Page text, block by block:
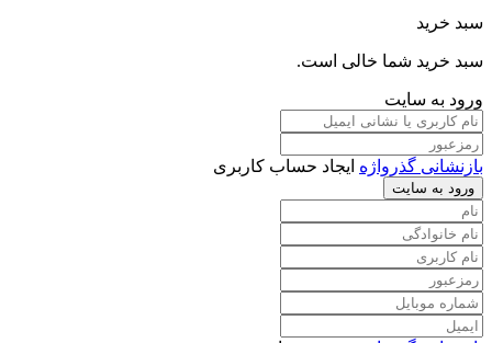
سبد خرید
سبد خرید شما خالی است.
ورود به سایت
بازنشانی گذرواژه ایجاد حساب کاربری
ورود به سایت